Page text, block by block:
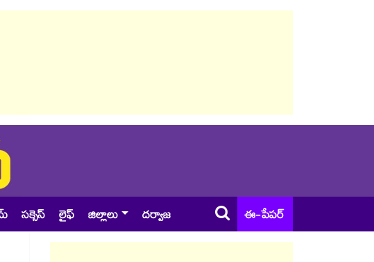
సక్సెస్ లైఫ్ జిల్లాలు దర్వాజ ఈ-పేపర్